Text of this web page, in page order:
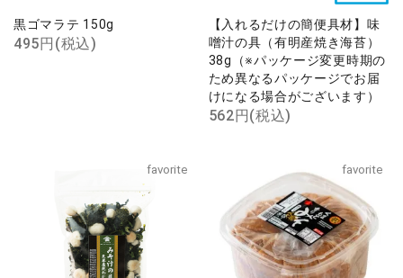
黒ゴマラテ 150g
495円(税込)
【入れるだけの簡便具材】味
噌汁の具（有明産焼き海苔）
38g（※パッケージ変更時期の
ため異なるパッケージでお届
けになる場合がございます）
562円(税込)
favorite favorite